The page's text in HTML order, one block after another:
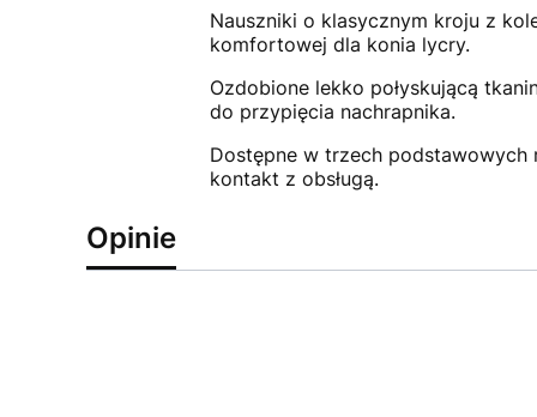
Nauszniki o klasycznym kroju z
komfortowej dla konia lycry.
Ozdobione lekko połyskującą
do przypięcia nachrapnika.
Dostępne w trzech podstawowych
kontakt z obsługą.
Opinie